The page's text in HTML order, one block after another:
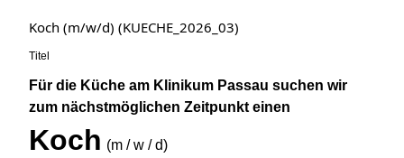
Koch (m/w/d) (KUECHE_2026_03)
Titel
Für die Küche am Klinikum Passau suchen wir
zum nächstmöglichen Zeitpunkt einen
Koch (m / w / d)